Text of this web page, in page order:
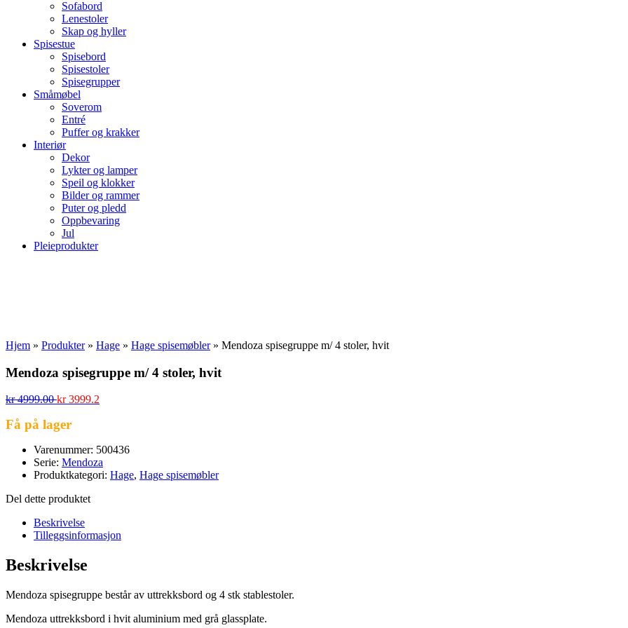
Sofabord
Lenestoler
Skap og hyller
Spisestue
Spisebord
Spisestoler
Spisegrupper
Småmøbel
Soverom
Entré
Puffer og krakker
Interiør
Dekor
Lykter og lamper
Speil og klokker
Bilder og rammer
Puter og pledd
Oppbevaring
Jul
Pleieprodukter
Hjem » Produkter» Hage » Hage spisemøbler» Mendoza spisegruppe m/ 4 stoler, hvit
Mendoza spisegruppe m/ 4 stoler, hvit
kr4999.00kr3999.2
Få på lager
Varenummer: 500436
Serie: Mendoza
Produktkategori: Hage, Hage spisemøbler
Del dette produktet
Beskrivelse
Tilleggsinformasjon
Beskrivelse
Mendoza spisegruppe består av uttrekksbord og 4 stk stablestoler.
Mendoza uttrekksbord i hvit aluminium med grå glassplate.